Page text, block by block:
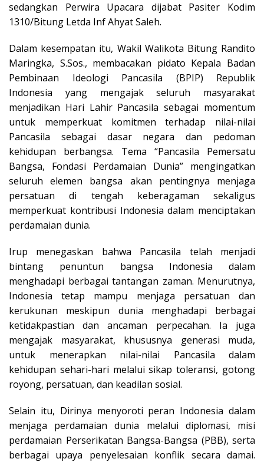
sedangkan Perwira Upacara dijabat Pasiter Kodim
1310/Bitung Letda Inf Ahyat Saleh.
Dalam kesempatan itu, Wakil Walikota Bitung Randito
Maringka, S.Sos., membacakan pidato Kepala Badan
Pembinaan Ideologi Pancasila (BPIP) Republik
Indonesia yang mengajak seluruh masyarakat
menjadikan Hari Lahir Pancasila sebagai momentum
untuk memperkuat komitmen terhadap nilai-nilai
Pancasila sebagai dasar negara dan pedoman
kehidupan berbangsa. Tema “Pancasila Pemersatu
Bangsa, Fondasi Perdamaian Dunia” mengingatkan
seluruh elemen bangsa akan pentingnya menjaga
persatuan di tengah keberagaman sekaligus
memperkuat kontribusi Indonesia dalam menciptakan
perdamaian dunia.
Irup menegaskan bahwa Pancasila telah menjadi
bintang penuntun bangsa Indonesia dalam
menghadapi berbagai tantangan zaman. Menurutnya,
Indonesia tetap mampu menjaga persatuan dan
kerukunan meskipun dunia menghadapi berbagai
ketidakpastian dan ancaman perpecahan. Ia juga
mengajak masyarakat, khususnya generasi muda,
untuk menerapkan nilai-nilai Pancasila dalam
kehidupan sehari-hari melalui sikap toleransi, gotong
royong, persatuan, dan keadilan sosial.
Selain itu, Dirinya menyoroti peran Indonesia dalam
menjaga perdamaian dunia melalui diplomasi, misi
perdamaian Perserikatan Bangsa-Bangsa (PBB), serta
berbagai upaya penyelesaian konflik secara damai.